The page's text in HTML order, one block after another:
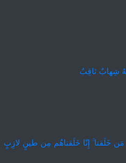
شِهابٌ ثاقِبٌ
خَلَقنا ۚ إِنّا خَلَقناهُم مِن طينٍ لازِبٍ